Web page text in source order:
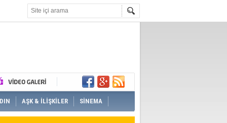
AŞK & İLİŞKİLER SİNEMA